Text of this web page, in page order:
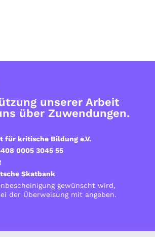
unserer Arbeit
über Zuwendungen.
für kritische Bildung e.V.
0005 3045 55
Skatbank
gewünscht wird,
der Überweisung mit angeben.